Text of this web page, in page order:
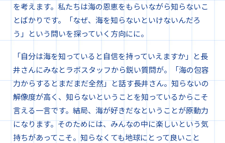
を考えます。私たちは海の恩恵をもらいながら知らないこ
とばかりです。「なぜ、海を知らないといけないんだろ
う」という問いを探っていく方向にに。
「自分は海を知っていると自信を持っていえますか」と長
井さんにみなとラボスタッフから鋭い質問が。「海の包容
力からするとまだまだ全然」と話す長井さん。知らないの
解像度が高く、知らないということを知っているからこそ
言える一言です。結局、海が好きだなということが原動力
になります。そのためには、みんなの中に楽しいという気
持ちがあってこそ。知らなくても地球にとって良いこと